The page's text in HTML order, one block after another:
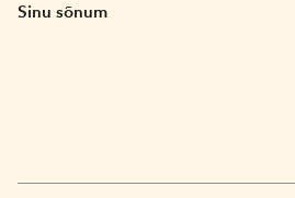
Sinu sõnum